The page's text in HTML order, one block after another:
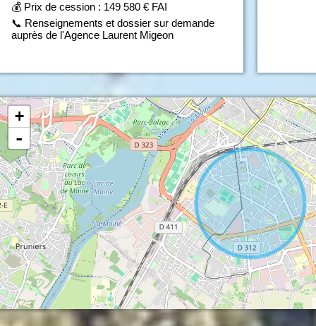
💰 Prix de cession : 149 580 € FAI
📞 Renseignements et dossier sur demande
auprès de l'Agence Laurent Migeon
+
-